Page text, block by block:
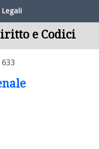
Legali
e Codici